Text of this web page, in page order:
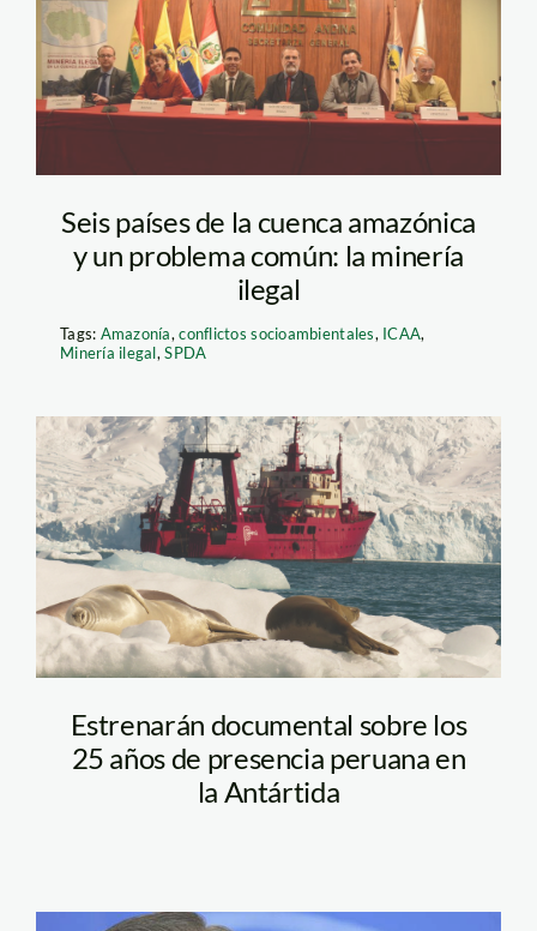
Miner a ilegal_spda
Seis países de la cuenca amazónica
y un problema común: la minería
ilegal
Tags: Amazonía,conflictos socioambientales, ICAA,
Minería ilegal,SPDA
Antartida foto
Estrenarán documental sobre los
25 años de presencia peruana en
la Antártida